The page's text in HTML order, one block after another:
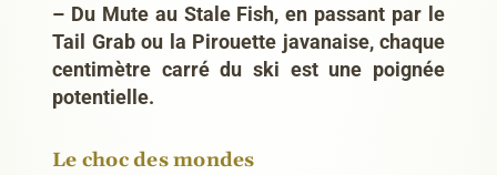
– Du Mute au Stale Fish, en passant par le
Tail Grab ou la Pirouette javanaise, chaque
centimètre carré du ski est une poignée
potentielle.
Le choc des mondes